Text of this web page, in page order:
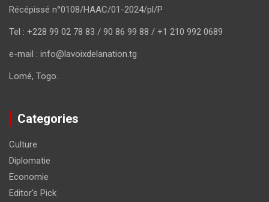
Récépissé n°0108/HAAC/01-2024/pl/P
Tel : +228 99 02 78 83 / 90 86 99 88 / +1 210 992 0689
e-mail : info@lavoixdelanation.tg
Lomé, Togo.
Categories
Culture
Diplomatie
Economie
Editor's Pick